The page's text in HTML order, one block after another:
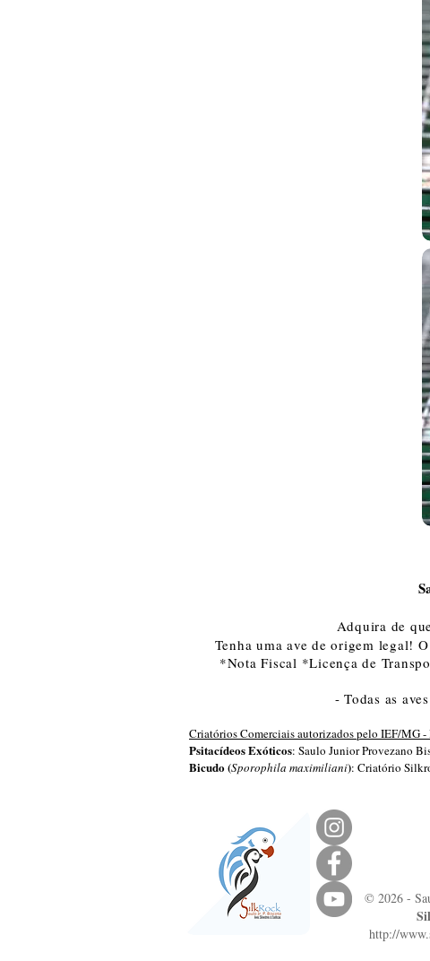
Adquira de
Tenha uma ave de origem legal!
*Nota Fiscal *Licença de
- Todas as
Criatórios Comerciais autorizados pelo IEF/MG
Psitacídeos Exóticos: Saulo Junior Provezano
Bicudo (Sporophila maximiliani): Criatório
© 2026 -
http://